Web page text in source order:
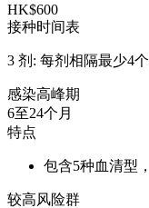
HK$600
接种时间表
3 剂: 每剂相隔最少4
感染高峰期
6至24个月
特点
包含5种血清型
较高风险群